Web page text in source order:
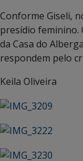
Conforme Giseli,
presídio feminino.
da Casa do
respondem pelo
Keila Oliveira